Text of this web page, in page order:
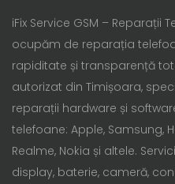
iFix Service GSM – Reparații
ocupăm de reparația
rapiditate și transparență
autorizat din Timișoara,
reparații hardware și
telefoane: Apple, Samsung,
Realme, Nokia și altele.
display, baterie, cameră,